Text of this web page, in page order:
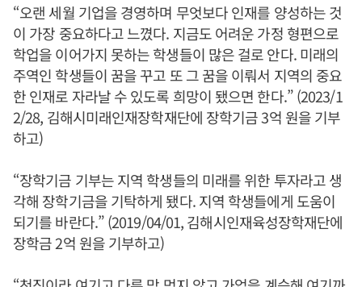
“오랜 세월 기업을 경영하며 무엇보다 인재를 양성하는 것
이 가장 중요하다고 느꼈다. 지금도 어려운 가정 형편으로
학업을 이어가지 못하는 학생들이 많은 걸로 안다. 미래의
주역인 학생들이 꿈을 꾸고 또 그 꿈을 이뤄서 지역의 중요
한 인재로 자라날 수 있도록 희망이 됐으면 한다.” (2023/1
2/28, 김해시미래인재장학재단에 장학기금 3억 원을 기부
하고)
“장학기금 기부는 지역 학생들의 미래를 위한 투자라고 생
각해 장학기금을 기탁하게 됐다. 지역 학생들에게 도움이
되기를 바란다.” (2019/04/01, 김해시인재육성장학재단에
장학금 2억 원을 기부하고)